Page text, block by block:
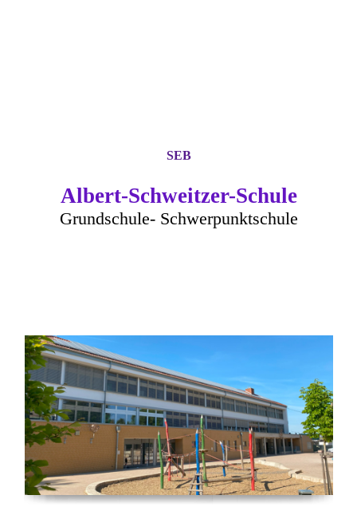
Albert-Schweitzer-Schule
Grundschule- Schwerpunktschule
SEB